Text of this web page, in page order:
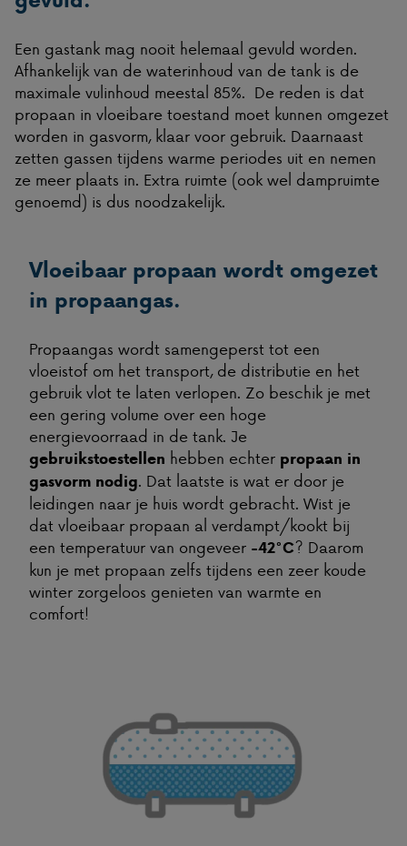
Een gastank mag nooit helemaal gevuld worden.
Afhankelijk van de waterinhoud van de tank is de
maximale vulinhoud meestal 85%. De reden is dat
propaan in vloeibare toestand moet kunnen omgezet
worden in gasvorm, klaar voor gebruik. Daarnaast
zetten gassen tijdens warme periodes uit en nemen
ze meer plaats in. Extra ruimte (ook wel dampruimte
genoemd) is dus noodzakelijk.
Vloeibaar propaan wordt omgezet
in propaangas.
Propaangas wordt samengeperst tot een
vloeistof om het transport, de distributie en het
gebruik vlot te laten verlopen. Zo beschik je met
een gering volume over een hoge
energievoorraad in de tank. Je
gebruikstoestellen hebben echter propaan in
gasvorm nodig. Dat laatste is wat er door je
leidingen naar je huis wordt gebracht. Wist je
dat vloeibaar propaan al verdampt/kookt bij
een temperatuur van ongeveer -42°C? Daarom
kun je met propaan zelfs tijdens een zeer koude
winter zorgeloos genieten van warmte en
comfort!